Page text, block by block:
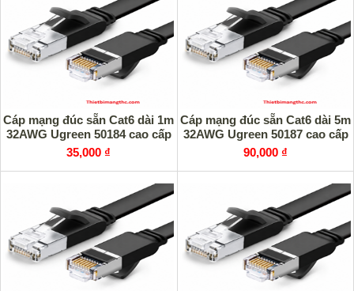
Cáp mạng đúc sẵn Cat6 dài 1m
32AWG Ugreen 50184 cao cấp
35,000 ₫
Cáp mạng đúc sẵn Cat6 dài 5m
32AWG Ugreen 50187 cao cấp
90,000 ₫